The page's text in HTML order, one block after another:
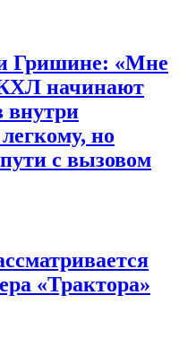
Гришине: «Мне
начинают
внутри
но
с вызовом
«Трактора»